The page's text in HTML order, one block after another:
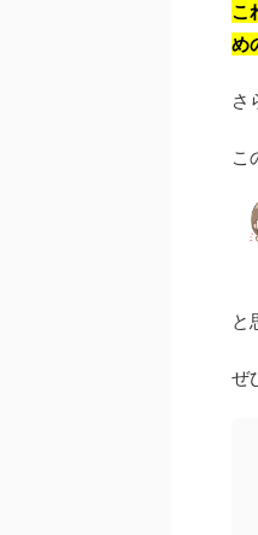
こ
め
さ
こ
と
ぜ